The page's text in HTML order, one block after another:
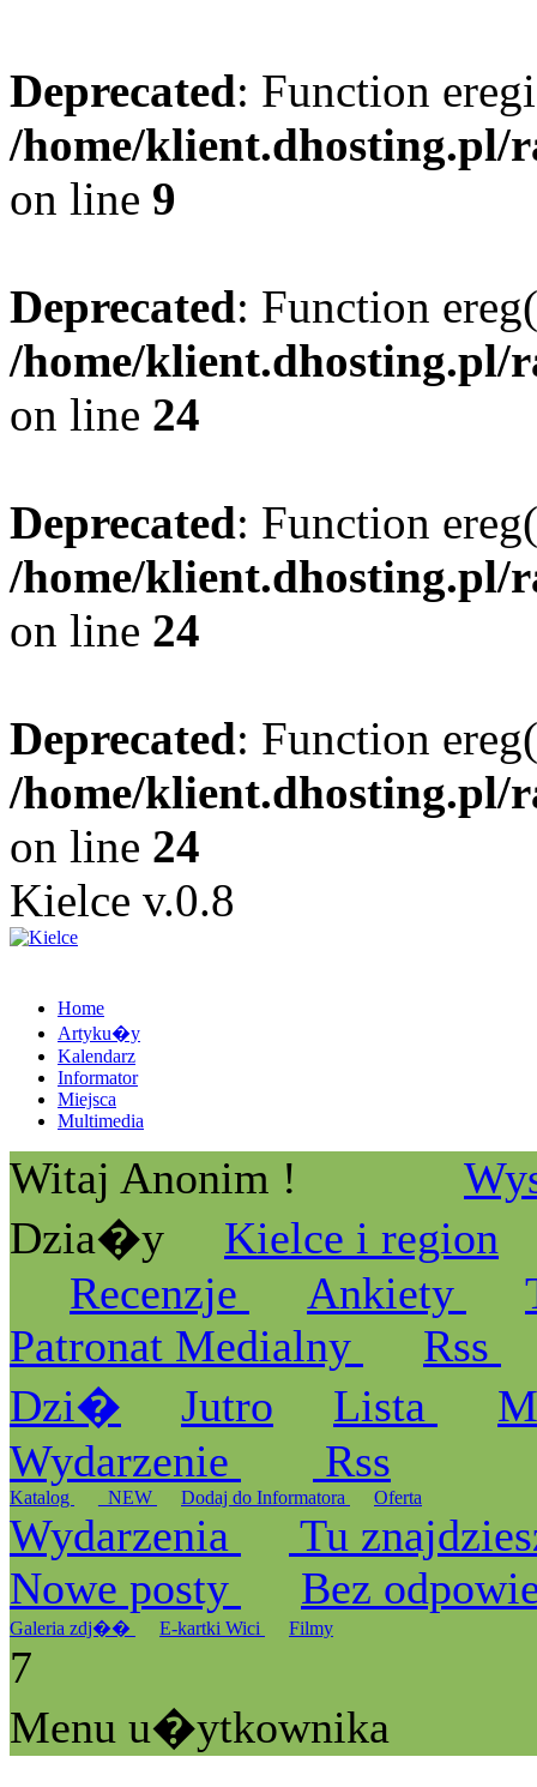
Deprecated: Function
/home/klient.dhosting.pl/
on line 9
Deprecated: Function
/home/klient.dhosting.pl/
on line 24
Deprecated: Function
/home/klient.dhosting.pl/
on line 24
Deprecated: Function
/home/klient.dhosting.pl/
on line 24
Kielce v.0.8
Home
Artyku�y
Kalendarz
Informator
Miejsca
Multimedia
Witaj Anonim !
Dzia�y
Kielce i region
Recenzje
Ankiety
Patronat Medialny
Rss
Dzi�
Jutro Lista
Wydarzenie
Rss
Katalog _NEW Dodaj do Informatora Oferta
Wydarzenia
Tu
Nowe posty
Bez
Galeria zdj�� E-kartki Wici Filmy
7
Menu u�ytkownika